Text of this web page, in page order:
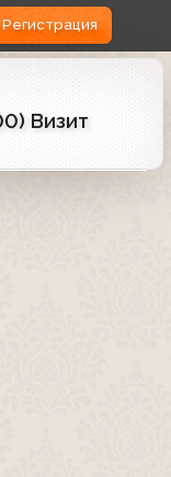
Регистрация
Визит